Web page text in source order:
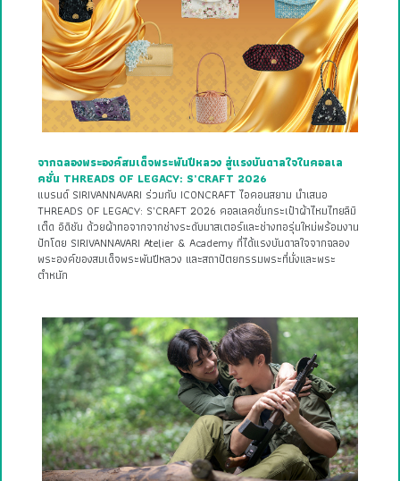
จากฉลองพระองค์สมเด็จพระพันปีหลวง สู่แรงบันดาลใจในคอลเล
คชั่น THREADS OF LEGACY: S’CRAFT 2026
แบรนด์ SIRIVANNAVARI ร่วมกับ ICONCRAFT ไอคอนสยาม นำเสนอ
THREADS OF LEGACY: S’CRAFT 2026 คอลเลคชั่นกระเป๋าผ้าไหมไทยลิมิ
เต็ด อิดิชัน ด้วยผ้าทอจากจากช่างระดับมาสเตอร์และช่างทอรุ่นใหม่พร้อมงาน
ปักโดย SIRIVANNAVARI Atelier & Academy ที่ได้แรงบันดาลใจจากฉลอง
พระองค์ของสมเด็จพระพันปีหลวง และสถาปัตยกรรมพระที่นั่งและพระ
ตำหนัก